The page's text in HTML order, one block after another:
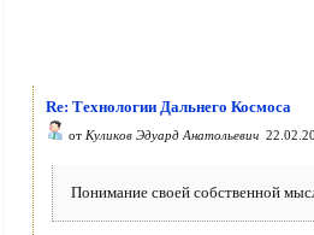
Re: Технологии Дальнего Космоса
от Куликов Эдуард Анатольевич
Понимание своей собственной